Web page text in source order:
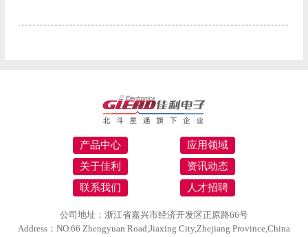
产品中心
应用领域
关于佳利
资讯动态
联系我们
人才招聘
公司地址：浙江省嘉兴市经济开发区正原路66号
Address：NO.66 Zhengyuan Road,Jiaxing City,Zhejiang Province,China